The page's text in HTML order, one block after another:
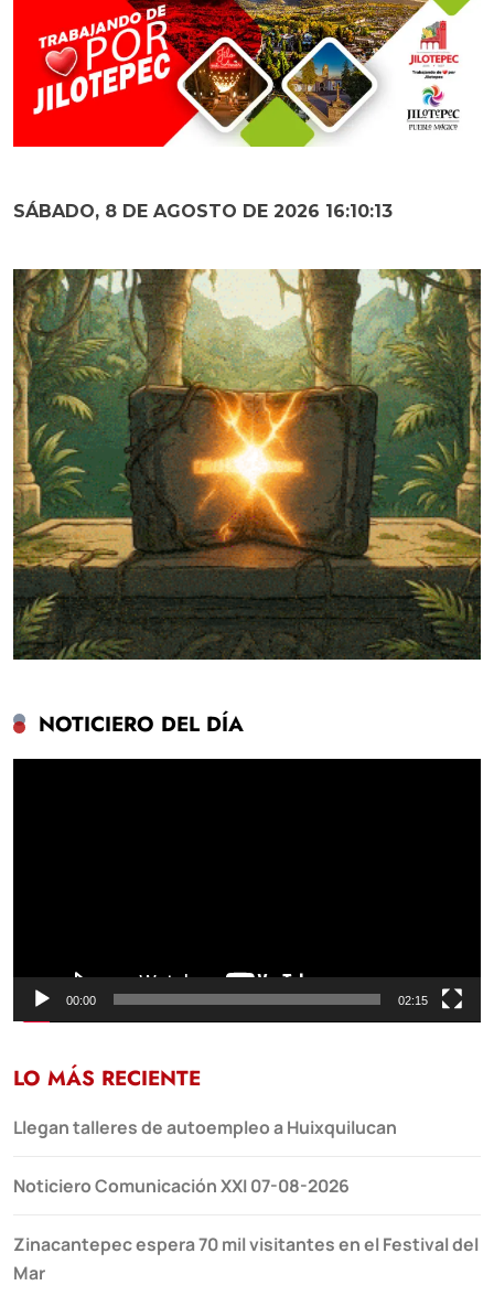
SÁBADO, 8 DE AGOSTO DE 2026 16:10:14
NOTICIERO DEL DÍA
00:00 02:15
LO MÁS RECIENTE
Llegan talleres de autoempleo a Huixquilucan
Noticiero Comunicación XXI 07-08-2026
Zinacantepec espera 70 mil visitantes en el Festival del
Mar